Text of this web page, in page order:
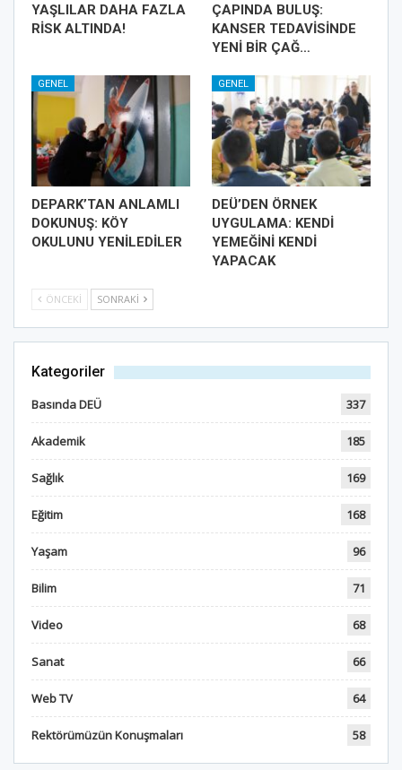
YAŞLILAR DAHA FAZLA
RİSK ALTINDA!
ÇAPINDA BULUŞ:
KANSER TEDAVİSİNDE
YENİ BİR ÇAĞ…
GENEL
DEPARK’TAN ANLAMLI
DOKUNUŞ: KÖY
OKULUNU YENİLEDİLER
GENEL
DEÜ’DEN ÖRNEK
UYGULAMA: KENDİ
YEMEĞİNİ KENDİ
YAPACAK
ÖNCEKI SONRAKI
Kategoriler
Basında DEÜ 337
Akademik 185
Sağlık 169
Eğitim 168
Yaşam 96
Bilim 71
Video 68
Sanat 66
Web TV 64
Rektörümüzün Konuşmaları 58